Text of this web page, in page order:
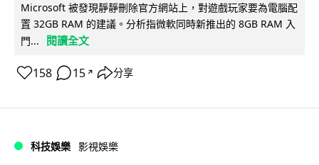
Microsoft 被發現靜靜刪除官方網站上，對遊戲玩家要為電腦配
置 32GB RAM 的建議。分析指微軟同時新推出的 8GB RAM 入
門...
閱讀全文
158 15 ↗ 分享
科技娛樂 影視娛樂